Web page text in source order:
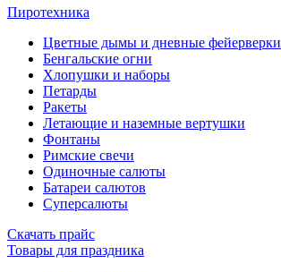
Пиротехника
Цветные дымы и дневные фейерверки
Бенгальские огни
Хлопушки и наборы
Петарды
Ракеты
Летающие и наземные вертушки
Фонтаны
Римские свечи
Одиночные салюты
Батареи салютов
Суперсалюты
Скачать прайс
Товары для праздника